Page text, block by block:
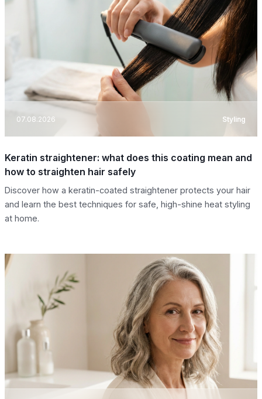
07.08.2026 Styling
Keratin straightener: what does this coating mean and
how to straighten hair safely
Discover how a keratin-coated straightener protects your hair
and learn the best techniques for safe, high-shine heat styling
at home.